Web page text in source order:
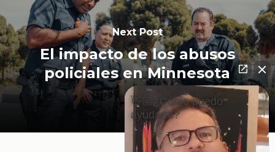
Next Post
El impacto de los abusos
policiales en Minnesota
👋🏼¿Cómo puedo
ayudarte?